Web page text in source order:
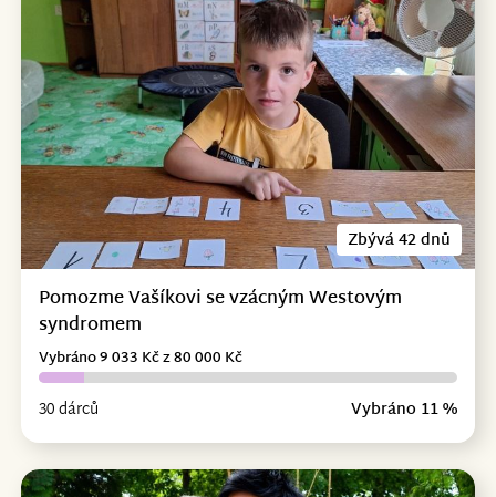
Zbývá 42 dnů
Pomozme Vašíkovi se vzácným Westovým
syndromem
30 dárců Vybráno 11 %
Vybráno 9 033 Kč z 80 000 Kč